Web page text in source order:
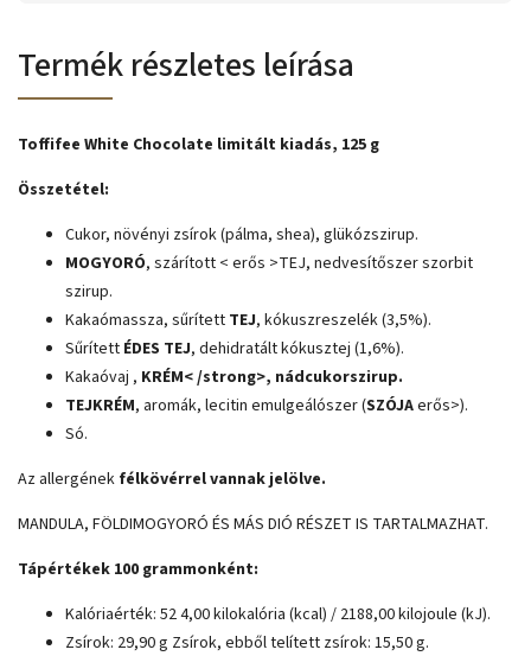
Termék részletes leírása
Toffifee White Chocolate limitált kiadás, 125 g
Összetétel:
Cukor, növényi zsírok (pálma, shea), glükózszirup.
MOGYORÓ, szárított < erős >TEJ, nedvesítőszer szorbit
szirup.
Kakaómassza, sűrített TEJ, kókuszreszelék (3,5%).
Sűrített ÉDES TEJ, dehidratált kókusztej (1,6%).
Kakaóvaj , KRÉM< /strong>, nádcukorszirup.
TEJKRÉM, aromák, lecitin emulgeálószer (SZÓJAerős>).
Só.
Az allergének félkövérrel vannak jelölve.
MANDULA, FÖLDIMOGYORÓ ÉS MÁS DIÓ RÉSZET IS TARTALMAZHAT.
Tápértékek 100 grammonként:
Kalóriaérték: 52 4,00 kilokalória (kcal) / 2188,00 kilojoule (kJ).
Zsírok: 29,90 g Zsírok, ebből telített zsírok: 15,50 g.